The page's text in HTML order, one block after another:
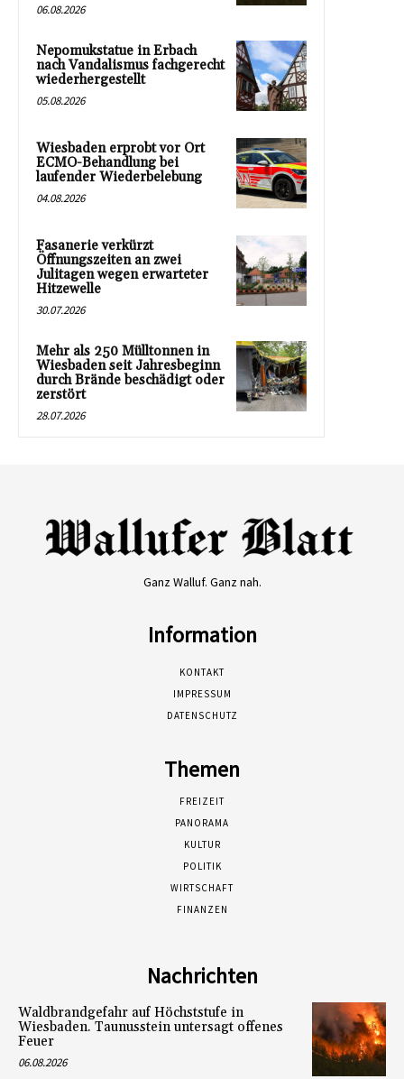
06.08.2026
Nepomukstatue in Erbach
nach Vandalismus fachgerecht
wiederhergestellt
05.08.2026
Wiesbaden erprobt vor Ort
ECMO-Behandlung bei
laufender Wiederbelebung
04.08.2026
Fasanerie verkürzt
Öffnungszeiten an zwei
Julitagen wegen erwarteter
Hitzewelle
30.07.2026
Mehr als 250 Mülltonnen in
Wiesbaden seit Jahresbeginn
durch Brände beschädigt oder
zerstört
28.07.2026
Ganz Walluf. Ganz nah.
Information
KONTAKT
IMPRESSUM
DATENSCHUTZ
Themen
FREIZEIT
PANORAMA
KULTUR
POLITIK
WIRTSCHAFT
FINANZEN
Nachrichten
Waldbrandgefahr auf Höchststufe in
Wiesbaden. Taunusstein untersagt offenes
Feuer
06.08.2026